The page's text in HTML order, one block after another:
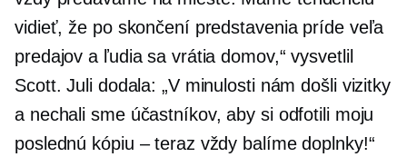
vidieť, že po skončení predstavenia príde veľa
predajov a ľudia sa vrátia domov,“ vysvetlil
Scott. Juli dodala: „V minulosti nám došli vizitky
a nechali sme účastníkov, aby si odfotili moju
poslednú kópiu – teraz vždy balíme doplnky!“